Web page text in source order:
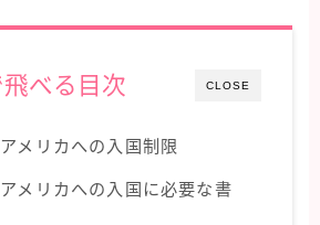
CLOSE
べる目次
メリカへの入国制限
メリカへの入国に必要な書